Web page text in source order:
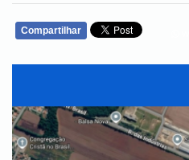
Compartilhar